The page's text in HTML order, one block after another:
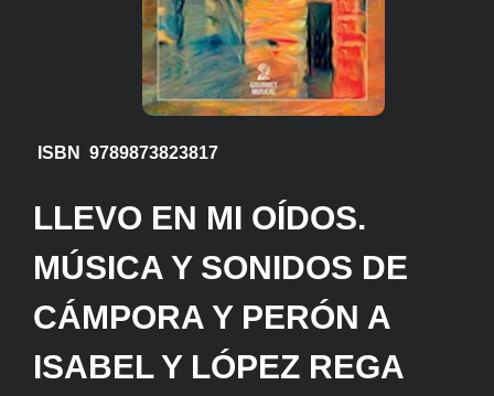
ISBN 9789873823817
LLEVO EN MI OÍDOS.
MÚSICA Y SONIDOS DE
CÁMPORA Y PERÓN A
ISABEL Y LÓPEZ REGA